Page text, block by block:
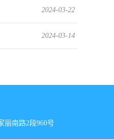
2024-03-22
2024-03-14
丽南路2段960号